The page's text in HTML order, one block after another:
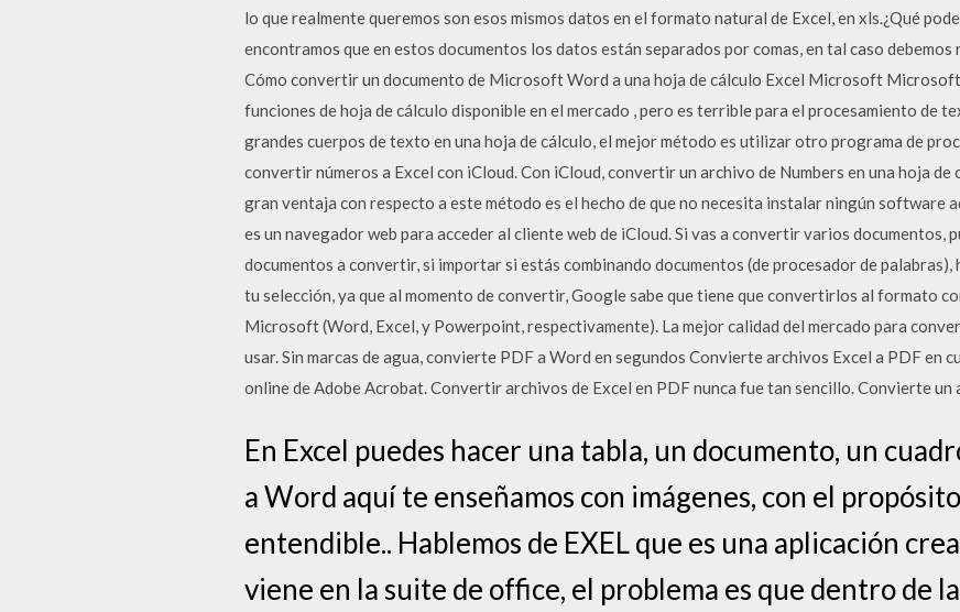
lo que realmente queremos son esos mismos datos en el formato natural de Excel, en xls.¿Qué
encontramos que en estos documentos los datos están separados por comas, en tal caso
Cómo convertir un documento de Microsoft Word a una hoja de cálculo Excel Microsoft
funciones de hoja de cálculo disponible en el mercado , pero es terrible para el procesamiento de
grandes cuerpos de texto en una hoja de cálculo, el mejor método es utilizar otro programa de
convertir números a Excel con iCloud. Con iCloud, convertir un archivo de Numbers en una hoja de
gran ventaja con respecto a este método es el hecho de que no necesita instalar ningún software
es un navegador web para acceder al cliente web de iCloud. Si vas a convertir varios documentos,
documentos a convertir, si importar si estás combinando documentos (de procesador de palabras),
tu selección, ya que al momento de convertir, Google sabe que tiene que convertirlos al formato
Microsoft (Word, Excel, y Powerpoint, respectivamente). La mejor calidad del mercado para
usar. Sin marcas de agua, convierte PDF a Word en segundos Convierte archivos Excel a PDF en
online de Adobe Acrobat. Convertir archivos de Excel en PDF nunca fue tan sencillo. Convierte
En Excel puedes hacer una tabla, un documento, un
a Word aquí te enseñamos con imágenes, con el
entendible.. Hablemos de EXEL que es una aplicación
viene en la suite de office, el problema es que dentro de